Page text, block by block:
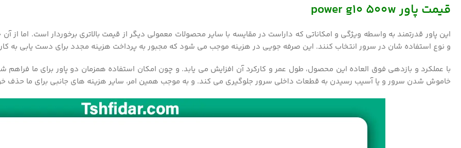
قیمت پاورpower g10 500w
این پاور قدرتمند به واسطه ویژگی و امکاناتی که داراست در مقایسه با سایر محصولات معمولی دیگر از قیمت بالاتری برخوردار است. اما از
و نوع استفاده شان در سرور انتخاب کنند. این صرفه جویی در هزینه موجب می شود که مجبور به پرداخت هزینه مجدد برای دست یابی به
با عملکرد و بازدهی فوق العاده این محصول، طول عمر و کارکرد آن افزایش می یابد. و چون امکان استفاده همزمان دو پاور برای ما فراهم
خاموش شدن سرور و یا آسیب رسیدن به قطعات داخلی سرور جلوگیری می کند. و به موجب همین امر، سایر هزینه های جانبی برای ما حذف